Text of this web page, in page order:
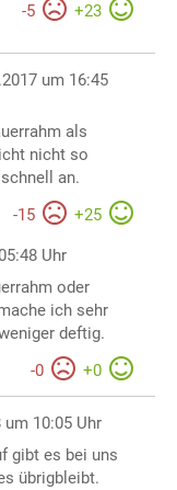
-5 +23
um 16:45
als
nicht so
an.
-15 +25
Uhr
oder
ich sehr
deftig.
-0 +0
um 10:05 Uhr
gibt es bei uns
übrigbleibt.